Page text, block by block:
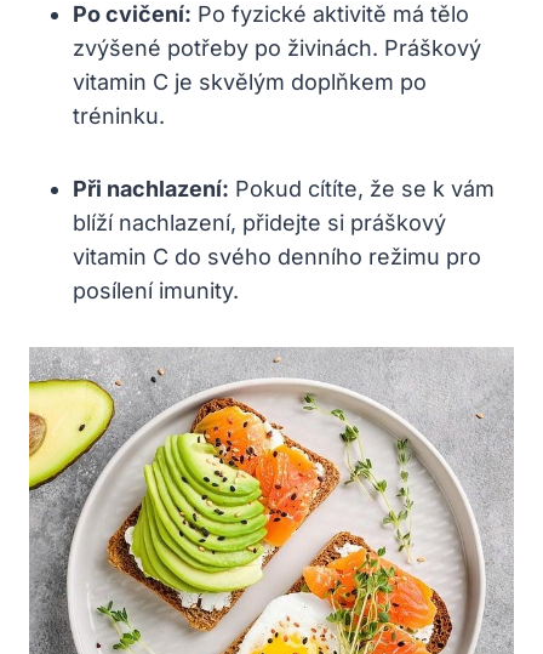
Po cvičení: Po fyzické ‍aktivitě má ​tělo
zvýšené‍ potřeby⁢ po živinách.‌ Práškový
⁤vitamin C je skvělým doplňkem‌ po
tréninku.
Při nachlazení: Pokud cítíte, že se ⁤k vám
blíží nachlazení, přidejte si práškový
‍vitamin C⁤ do svého⁤ denního režimu pro
posílení imunity.